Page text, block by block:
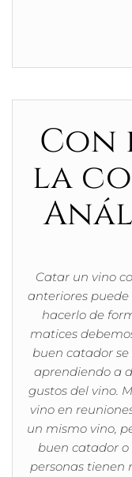
Con
la
Catar un vino
anteriores
hacerlo de
matices
buen catador
aprendiendo a
gustos del vino.
vino en
un mismo vino,
buen catador o
personas tienen